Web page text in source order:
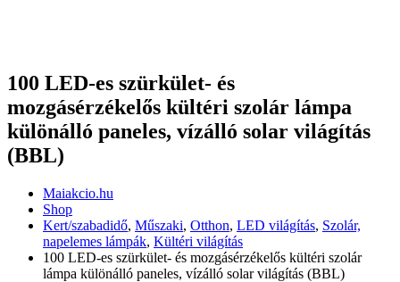
100 LED-es szürkület- és
mozgásérzékelős kültéri szolár lámpa
különálló paneles, vízálló solar világítás
(BBL)
Maiakcio.hu
Shop
Kert/szabadidő, Műszaki, Otthon, LED világítás, Szolár,
napelemes lámpák, Kültéri világítás
100 LED-es szürkület- és mozgásérzékelős kültéri szolár
lámpa különálló paneles, vízálló solar világítás (BBL)